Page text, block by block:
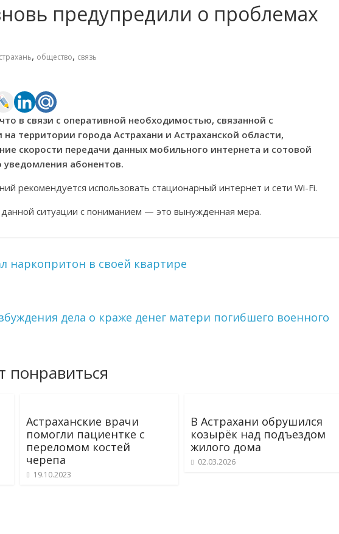
предупредили о проблемах
, общество, связь
в связи с оперативной необходимостью, связанной с
территории города Астрахани и Астраханской области,
скорости передачи данных мобильного интернета и сотовой
уведомления абонентов.
рекомендуется использовать стационарный интернет и сети Wi-Fi.
данной ситуации с пониманием — это вынужденная мера.
наркопритон в своей квартире
дела о краже денег матери погибшего военного
понравиться
Астраханские врачи
помогли пациентке с
переломом костей
черепа
19.10.2023
В Астрахани обрушился
козырёк над подъездом
жилого дома
02.03.2026